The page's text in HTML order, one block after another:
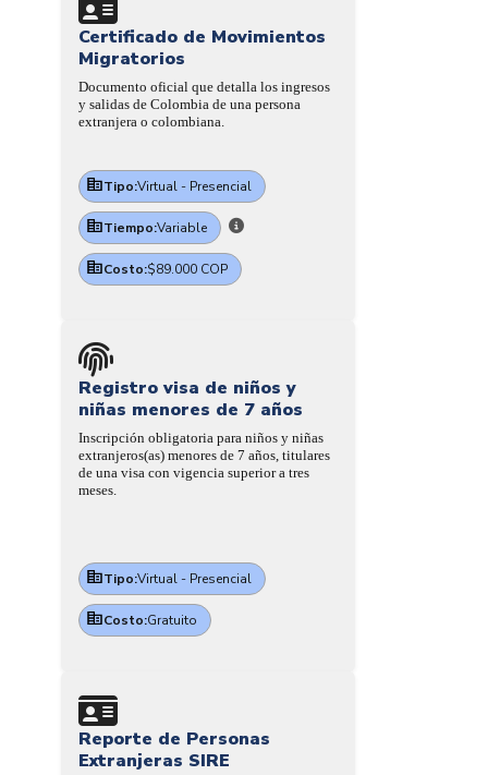
Certificado de Movimientos
Migratorios
Documento oficial que detalla los ingresos
y salidas de Colombia de una persona
extranjera o colombiana.
Tipo:Virtual - Presencial
Tiempo:Variable
Costo:$89.000 COP
Registro visa de niños y
niñas menores de 7 años
Inscripción obligatoria para niños y niñas
extranjeros(as) menores de 7 años, titulares
de una visa con vigencia superior a tres
meses.
Tipo:Virtual - Presencial
Costo:Gratuito
Reporte de Personas
Extranjeras SIRE